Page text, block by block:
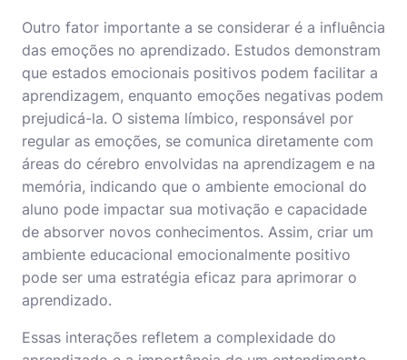
Outro fator importante a se considerar é a influência
das emoções no aprendizado. Estudos demonstram
que estados emocionais positivos podem facilitar a
aprendizagem, enquanto emoções negativas podem
prejudicá-la. O sistema límbico, responsável por
regular as emoções, se comunica diretamente com
áreas do cérebro envolvidas na aprendizagem e na
memória, indicando que o ambiente emocional do
aluno pode impactar sua motivação e capacidade
de absorver novos conhecimentos. Assim, criar um
ambiente educacional emocionalmente positivo
pode ser uma estratégia eficaz para aprimorar o
aprendizado.
Essas interações refletem a complexidade do